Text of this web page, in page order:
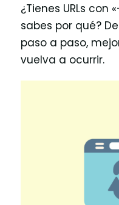
¿Tienes URLs con
sabes por qué?
paso a paso,
vuelva a ocurrir.